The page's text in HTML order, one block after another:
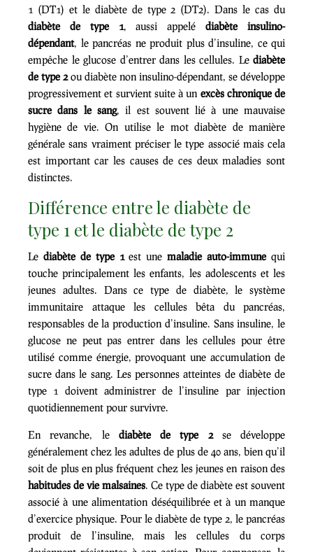
1 (DT1) et le diabète de type 2 (DT2). Dans le cas du
diabète de type 1, aussi appelédiabète insulino-
dépendant, le pancréas ne produit plus d’insuline, ce qui
empêche le glucose d’entrer dans les cellules. Le diabète
de type 2ou diabète non insulino-dépendant, se développe
progressivement et survient suite à un excès chronique de
sucre dans le sang, il est souvent lié à une mauvaise
hygiène de vie. On utilise le mot diabète de manière
générale sans vraiment préciser le type associé mais cela
est important car les causes de ces deux maladies sont
distinctes.
Différence entre le diabète de
type 1 et le diabète de type 2
Le diabète de type 1est unemaladie auto-immunequi
touche principalement les enfants, les adolescents et les
jeunes adultes. Dans ce type de diabète, le système
immunitaire attaque les cellules bêta du pancréas,
responsables de la production d’insuline. Sans insuline, le
glucose ne peut pas entrer dans les cellules pour être
utilisé comme énergie, provoquant une accumulation de
sucre dans le sang. Les personnes atteintes de diabète de
type 1 doivent administrer de l’insuline par injection
quotidiennement pour survivre.
En revanche, le diabète de type 2se développe
généralement chez les adultes de plus de 40 ans, bien qu’il
soit de plus en plus fréquent chez les jeunes en raison des
habitudes de vie malsaines. Ce type de diabète est souvent
associé à une alimentation déséquilibrée et à un manque
d’exercice physique. Pour le diabète de type 2, le pancréas
produit de l’insuline, mais les cellules du corps